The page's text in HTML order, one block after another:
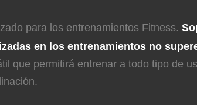
para los entrenamientos Fitness.
en los entrenamientos no
que permitirá entrenar a todo tipo de